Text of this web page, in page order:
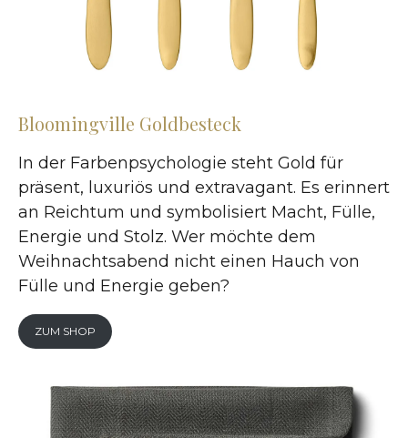
Bloomingville Goldbesteck
In der Farbenpsychologie steht Gold für
präsent, luxuriös und extravagant. Es erinnert
an Reichtum und symbolisiert Macht, Fülle,
Energie und Stolz. Wer möchte dem
Weihnachtsabend nicht einen Hauch von
Fülle und Energie geben?
ZUM SHOP